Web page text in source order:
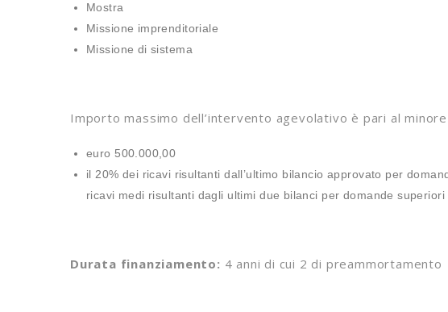
Mostra
Missione imprenditoriale
Missione di sistema
Importo massimo dell’intervento agevolativo è pari al
euro 500.000,00
il 20% dei ricavi risultanti dall’ultimo bilancio approvato per
ricavi medi risultanti dagli ultimi due bilanci per domande superiori
Durata finanziamento: 4 anni di cui 2 di preammortamento